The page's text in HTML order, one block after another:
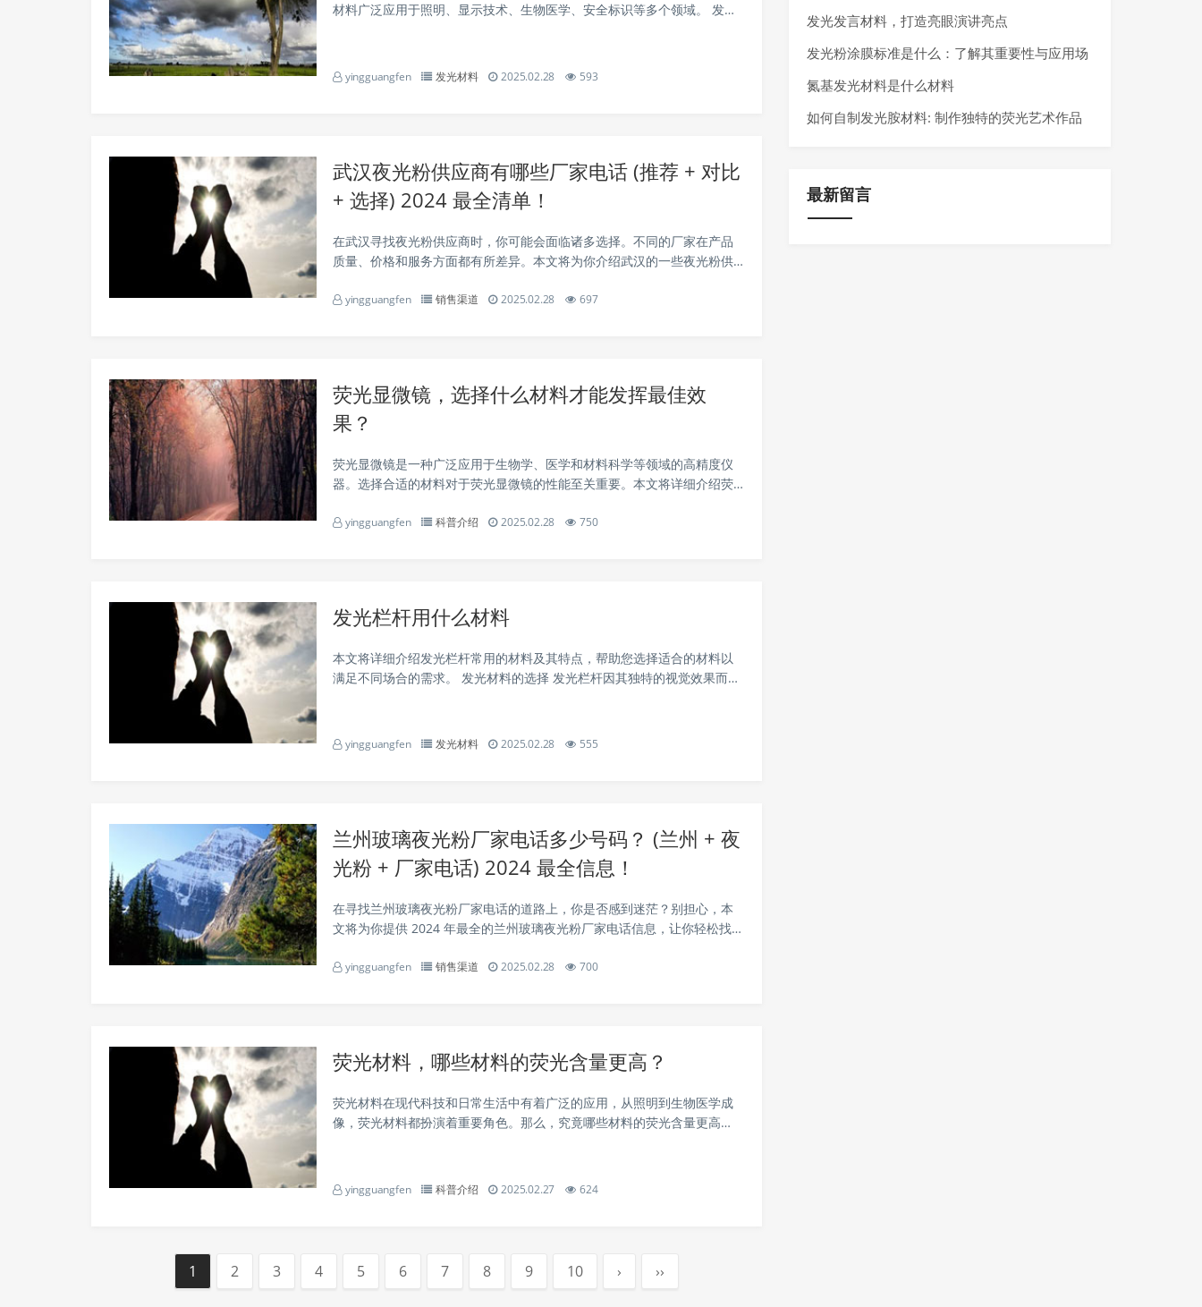
材料广泛应用于照明、显示技术、生物医学、安全标识等多个领域。 发光
yingguangfen 发光材料 2025.02.28 593
武汉夜光粉供应商有哪些厂家电话 (推荐 + 对比
+ 选择) 2024 最全清单！
在武汉寻找夜光粉供应商时，你可能会面临诸多选择。不同的厂家在产品
质量、价格和服务方面都有所差异。本文将为你介绍武汉的一些夜光粉供
光材料有限公司 武汉夜光材料有限公司是一家专...
yingguangfen 销售渠道 2025.02.28 697
荧光显微镜，选择什么材料才能发挥最佳效
果？
荧光显微镜是一种广泛应用于生物学、医学和材料科学等领域的高精度仪
器。选择合适的材料对于荧光显微镜的性能至关重要。本文将详细介绍荧
果。 荧光显微镜的镜头材料 荧光显微镜的镜头...
yingguangfen 科普介绍 2025.02.28 750
发光栏杆用什么材料
本文将详细介绍发光栏杆常用的材料及其特点，帮助您选择适合的材料以
满足不同场合的需求。 发光材料的选择 发光栏杆因其独特的视觉效果而受
yingguangfen 发光材料 2025.02.28 555
兰州玻璃夜光粉厂家电话多少号码？ (兰州 + 夜
光粉 + 厂家电话) 2024 最全信息！
在寻找兰州玻璃夜光粉厂家电话的道路上，你是否感到迷茫？别担心，本
文将为你提供 2024 年最全的兰州玻璃夜光粉厂家电话信息，让你轻松找到
重要城市，玻璃夜光粉厂家在当地的工...
yingguangfen 销售渠道 2025.02.28 700
荧光材料，哪些材料的荧光含量更高？
荧光材料在现代科技和日常生活中有着广泛的应用，从照明到生物医学成
像，荧光材料都扮演着重要角色。那么，究竟哪些材料的荧光含量更高
yingguangfen 科普介绍 2025.02.27 624
1 2 3 4 5 6 7 8 9 10 › ››
纽带
发光发言材料，打造亮眼演讲亮点
发光粉涂膜标准是什么：了解其重要性与应用场
景
氮基发光材料是什么材料
如何自制发光胺材料: 制作独特的荧光艺术作品
最新留言